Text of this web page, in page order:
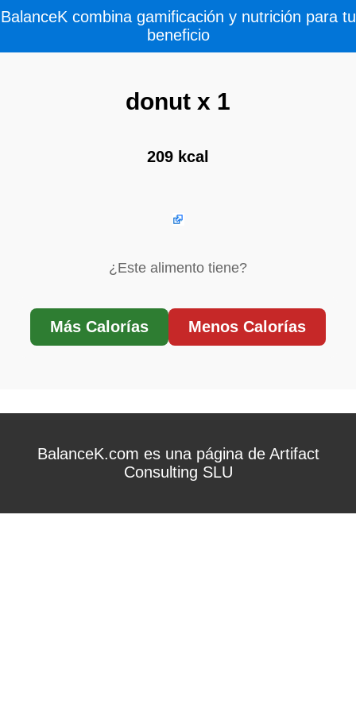
BalanceK combina gamificación y nutrición para tu
beneficio
donut x 1
209 kcal
¿Este alimento tiene?
Más Calorías Menos Calorías
BalanceK.com es una página de Artifact
Consulting SLU